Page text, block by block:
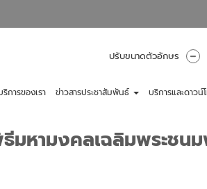
ปรับขนาดตัวอักษร
ริการของเรา ข่าวสารประชาสัมพันธ์ บริการและดาวน์
มหามงคลเฉลิมพระชน